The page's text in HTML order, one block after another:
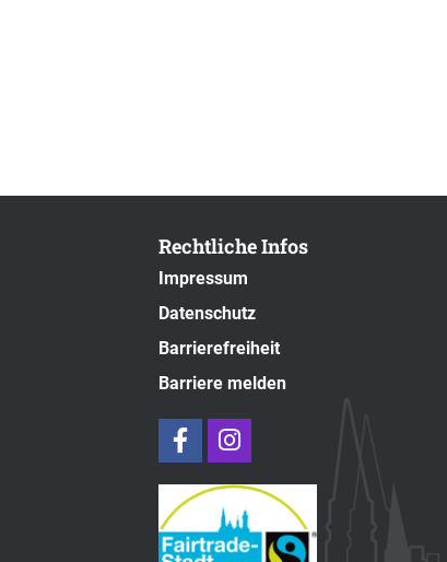
Rechtliche Infos
Impressum
Datenschutz
Barrierefreiheit
Barriere melden